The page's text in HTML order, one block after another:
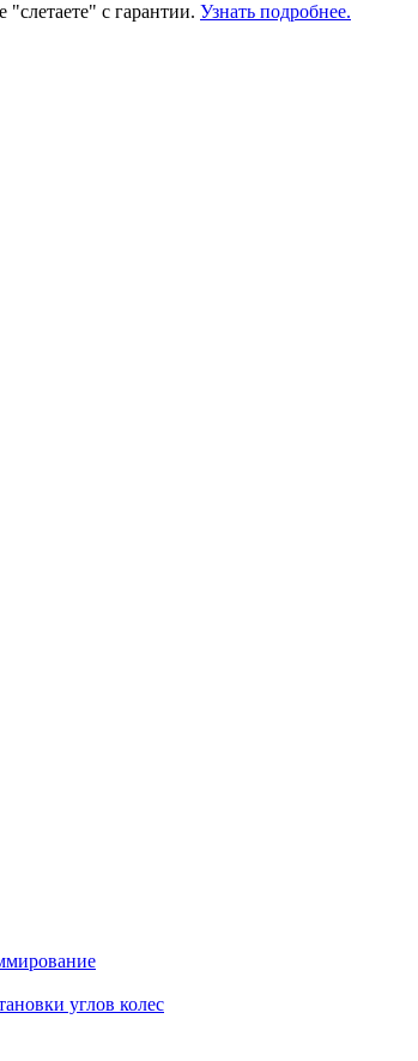
с гарантии. Узнать подробнее.
углов колес